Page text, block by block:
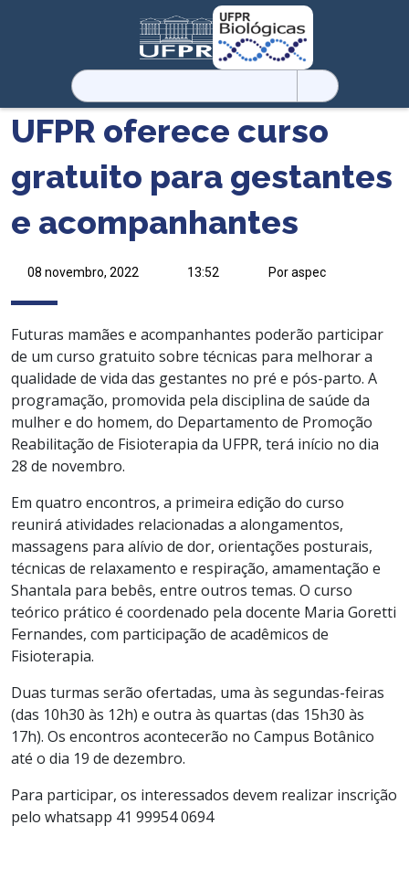
Pesquisar
por:
UFPR oferece curso
gratuito para gestantes
e acompanhantes
08 novembro, 2022 13:52 Por aspec
Futuras mamães e acompanhantes poderão participar
de um curso gratuito sobre técnicas para melhorar a
qualidade de vida das gestantes no pré e pós-parto. A
programação, promovida pela disciplina de saúde da
mulher e do homem, do Departamento de Promoção
Reabilitação de Fisioterapia da UFPR, terá início no dia
28 de novembro.
Em quatro encontros, a primeira edição do curso
reunirá atividades relacionadas a alongamentos,
massagens para alívio de dor, orientações posturais,
técnicas de relaxamento e respiração, amamentação e
Shantala para bebês, entre outros temas. O curso
teórico prático é coordenado pela docente Maria Goretti
Fernandes, com participação de acadêmicos de
Fisioterapia.
Duas turmas serão ofertadas, uma às segundas-feiras
(das 10h30 às 12h) e outra às quartas (das 15h30 às
17h). Os encontros acontecerão no Campus Botânico
até o dia 19 de dezembro.
Para participar, os interessados devem realizar inscrição
pelo whatsapp 41 99954 0694